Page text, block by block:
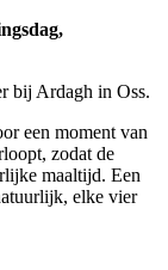
bij Ardagh in Oss.
een moment van
zodat de
maaltijd. Een
elke vier